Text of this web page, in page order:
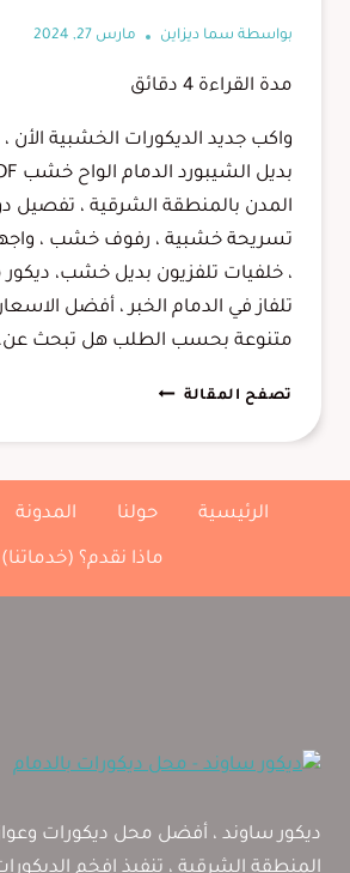
بواسطة سما ديزاين مارس 27, 2024
مدة القراءة دقائق
واكب جديد الديكورات الخشبية الأن ،
المدن بالمنطقة الشرقية ، تفصيل
، خلفيات تلفزيون بديل خشب،
تلفاز في الدمام الخبر ، أفضل
متنوعة بحسب الطلب هل تبحث
تصفح المقالةبديل
الدمام
مكتبة
الرئيسية حولنا المدونة
ماذا نقدم؟ (خدماتنا)
ديكور ساوند ، أفضل محل ديكورات
المنطقة الشرقية ، تنفيذ افخم